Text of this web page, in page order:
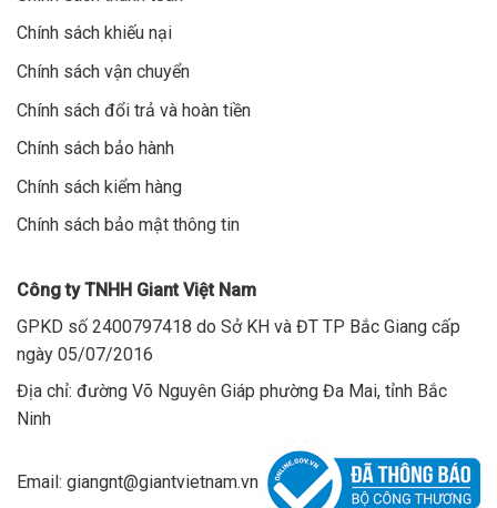
Chính sách khiếu nại
Chính sách vận chuyển
Chính sách đổi trả và hoàn tiền
Chính sách bảo hành
Chính sách kiểm hàng
Chính sách bảo mật thông tin
Công ty TNHH Giant Việt Nam
GPKD số 2400797418 do Sở KH và ĐT TP Bắc Giang cấp
ngày 05/07/2016
Địa chỉ: đường Võ Nguyên Giáp phường Đa Mai, tỉnh Bắc
Ninh
Email: giangnt@giantvietnam.vn